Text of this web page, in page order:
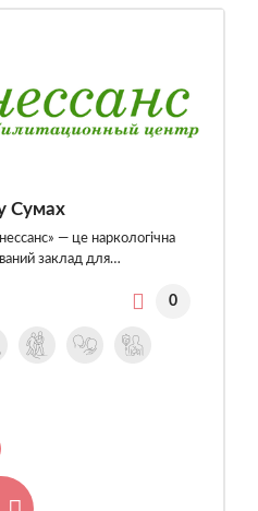
Сумах
— це наркологічна
заклад для…
0